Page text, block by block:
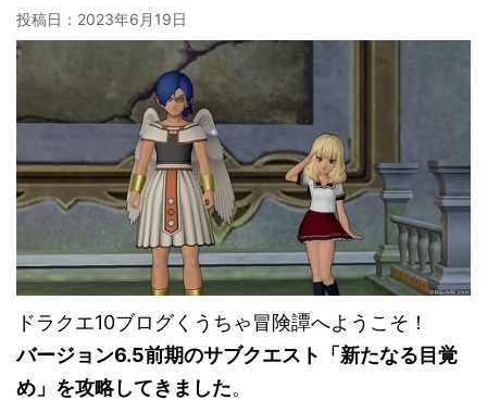
投稿日： 2023年6月19日
ドラクエ10ブログくうちゃ冒険譚へようこそ！
バージョン6.5前期のサブクエスト「新たなる目覚
め」を攻略してきました。